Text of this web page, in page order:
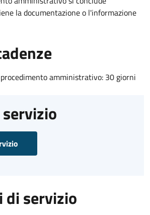
la documentazione o l'informazione
amministrativo: 30 giorni
di servizio